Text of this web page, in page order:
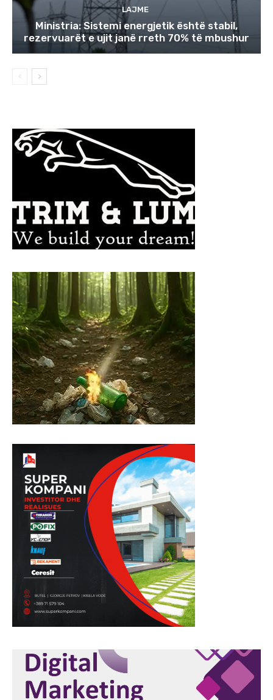
LAJME
Ministria: Sistemi energjetik është stabil,
rezervuarët e ujit janë rreth 70% të mbushur